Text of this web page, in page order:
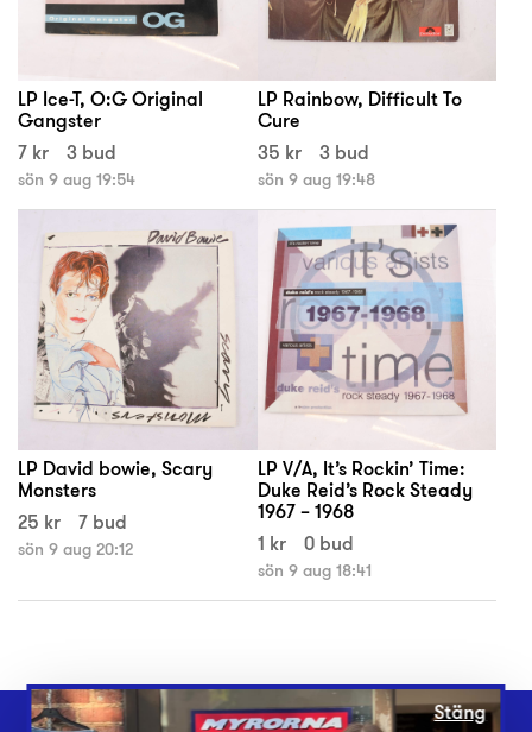
LP Ice-T, O:G Original
Gangster
7 kr
3 bud
sön 9 aug 19:54
LP Rainbow, Difficult To
Cure
35 kr
3 bud
sön 9 aug 19:48
LP David bowie, Scary
Monsters
25 kr
7 bud
sön 9 aug 20:12
LP V/A, It’s Rockin’ Time:
Duke Reid’s Rock Steady
1967 – 1968
1 kr
0 bud
sön 9 aug 18:41
Stäng